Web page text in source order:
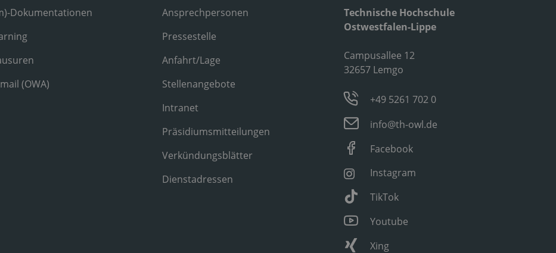
Dokumentationen
(OWA)
Ansprechpersonen
Pressestelle
Anfahrt/Lage
Stellenangebote
Intranet
Präsidiumsmitteilungen
Verkündungsblätter
Dienstadressen
Technische Hochschule
Ostwestfalen-Lippe
Campusallee 12
32657 Lemgo
+49 5261 702 0
info@th-owl.de
Facebook
Instagram
TikTok
Youtube
Xing